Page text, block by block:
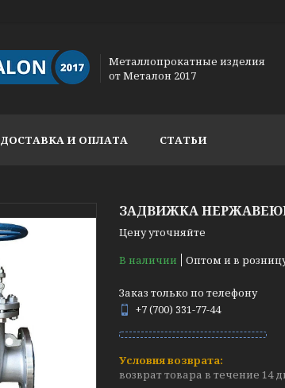
Металлопрокатные изделия
от Металон 2017
ДОСТАВКА И ОПЛАТА СТАТЬИ
ЗАДВИЖКА
Цену уточняйте
В наличии
Оптом и в
Заказ только по телефону
+7 (700) 331-77-44
возврат товара в течение 14